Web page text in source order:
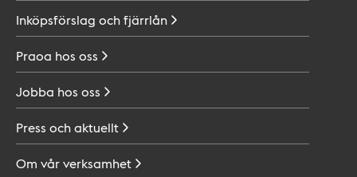
Inköpsförslag ochfjärrlån
Praoa hos oss
Jobba hos oss
Press ochaktuellt
Om vårverksamhet